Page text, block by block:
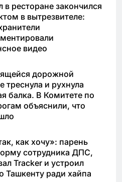
в ресторане закончился
в вытрезвителе:
видео
дорожной
треснула и рухнула
балка. В Комитете по
объяснили, что
как хочу»: парень
сотрудника ДПС,
Tracker и устроил
Ташкенту ради хайпа